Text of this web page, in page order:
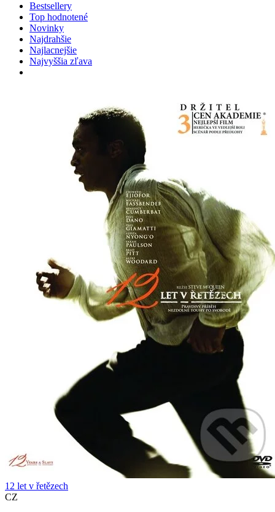
Bestsellery
Top hodnotené
Novinky
Najdrahšie
Najlacnejšie
Najvyššia zľava
12 let v řetězech
CZ